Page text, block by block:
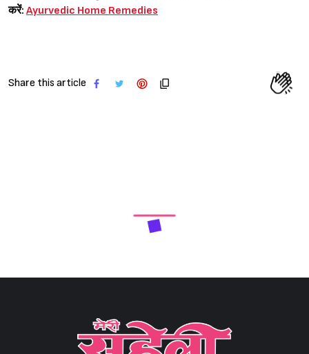
करें: Ayurvedic Home Remedies
Share this article
Next Article
नीम के चमत्कारी फ़ायदे (Miraculous benefits of Neem)